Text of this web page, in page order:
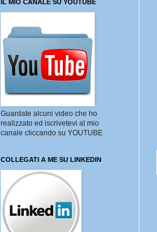
IL MIO CANALE SU YOUTUBE
Guardate alcuni video che ho
realizzato ed iscrivetevi al mio
canale cliccando su YOUTUBE
COLLEGATI A ME SU LINKEDIN